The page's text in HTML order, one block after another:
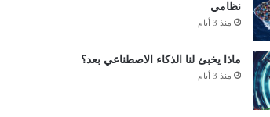
نظامي
منذ 3 أيام
ماذا يخبئ لنا الذكاء الاصطناعي بعد؟
منذ 3 أيام